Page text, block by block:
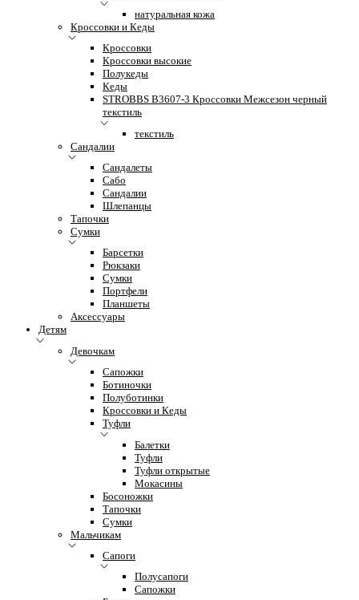
натуральная кожа
Кроссовки и Кеды
Кроссовки
Кроссовки высокие
Полукеды
Кеды
STROBBS B3607-3 Кроссовки Межсезон черный
текстиль
текстиль
Сандалии
Сандалеты
Сабо
Сандалии
Шлепанцы
Тапочки
Сумки
Барсетки
Рюкзаки
Сумки
Портфели
Планшеты
Аксессуары
Детям
Девочкам
Сапожки
Ботиночки
Полуботинки
Кроссовки и Кеды
Туфли
Балетки
Туфли
Туфли открытые
Мокасины
Босоножки
Тапочки
Сумки
Мальчикам
Сапоги
Полусапоги
Сапожки